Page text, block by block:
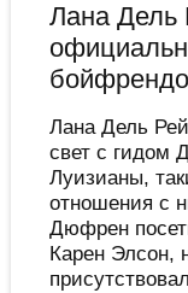
Лана Дель
Лана Дель
свет с гидом
Луизианы,
отношения с
Дюфрен
Карен Элсон,